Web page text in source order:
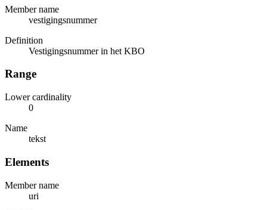
Member name
vestigingsnummer
Definition
Vestigingsnummer in het KBO
Range
Lower cardinality
0
Name
tekst
Elements
Member name
uri